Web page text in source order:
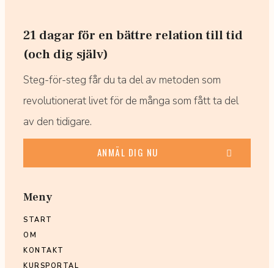
21 dagar för en bättre relation till tid
(och dig själv)
Steg-för-steg får du ta del av metoden som
revolutionerat livet för de många som fått ta del
av den tidigare.
ANMÄL DIG NU
Meny
START
OM
KONTAKT
KURSPORTAL